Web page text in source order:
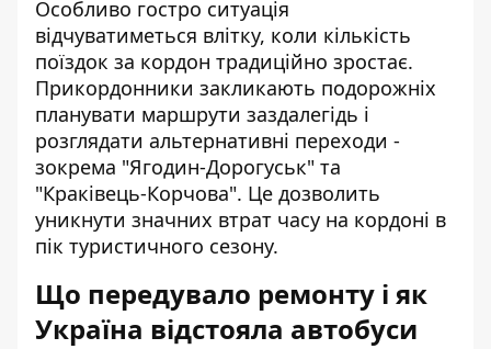
Особливо гостро ситуація
відчуватиметься влітку, коли кількість
поїздок за кордон традиційно зростає.
Прикордонники закликають подорожніх
планувати маршрути заздалегідь і
розглядати альтернативні переходи -
зокрема "Ягодин-Дорогуськ" та
"Краківець-Корчова". Це дозволить
уникнути значних втрат часу на кордоні в
пік туристичного сезону.
Що передувало ремонту і як
Україна відстояла автобуси